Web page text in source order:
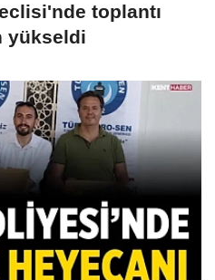
toplantı
yükseldi